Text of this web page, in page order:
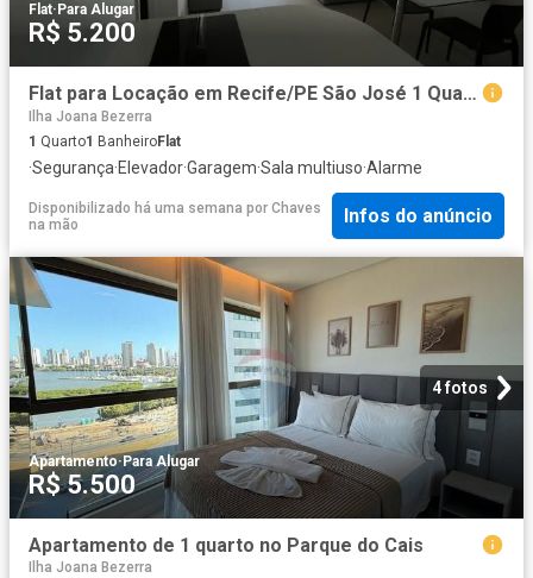
Flat· Para Alugar
R$ 5.200
Flat para Locação em Recife/PE São José 1 Quartos
Ilha Joana Bezerra
1 Quarto1 BanheiroFlat
·Segurança·Elevador·Garagem·Sala multiuso·Alarme
Disponibilizado há uma semana por Chaves
na mão
Infos do anúncio
4 fotos
Apartamento·Para Alugar
R$ 5.500
Apartamento de 1 quarto no Parque do Cais
Ilha Joana Bezerra